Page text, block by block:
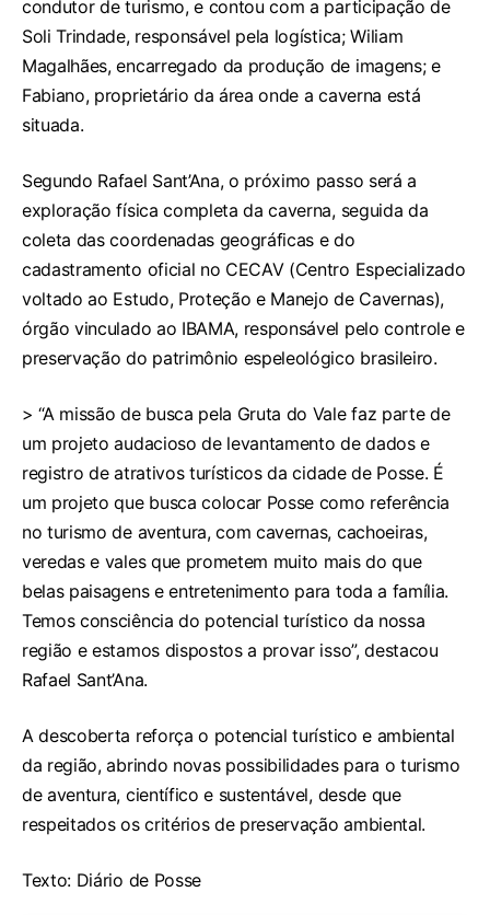
condutor de turismo, e contou com a participação de
Soli Trindade, responsável pela logística; Wiliam
Magalhães, encarregado da produção de imagens; e
Fabiano, proprietário da área onde a caverna está
situada.
Segundo Rafael Sant’Ana, o próximo passo será a
exploração física completa da caverna, seguida da
coleta das coordenadas geográficas e do
cadastramento oficial no CECAV (Centro Especializado
voltado ao Estudo, Proteção e Manejo de Cavernas),
órgão vinculado ao IBAMA, responsável pelo controle e
preservação do patrimônio espeleológico brasileiro.
> “A missão de busca pela Gruta do Vale faz parte de
um projeto audacioso de levantamento de dados e
registro de atrativos turísticos da cidade de Posse. É
um projeto que busca colocar Posse como referência
no turismo de aventura, com cavernas, cachoeiras,
veredas e vales que prometem muito mais do que
belas paisagens e entretenimento para toda a família.
Temos consciência do potencial turístico da nossa
região e estamos dispostos a provar isso”, destacou
Rafael Sant’Ana.
A descoberta reforça o potencial turístico e ambiental
da região, abrindo novas possibilidades para o turismo
de aventura, científico e sustentável, desde que
respeitados os critérios de preservação ambiental.
Texto: Diário de Posse